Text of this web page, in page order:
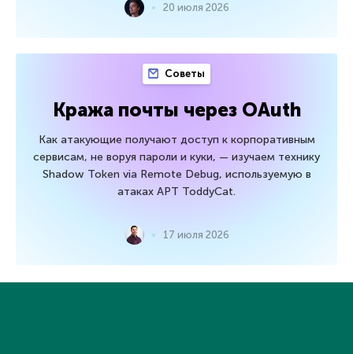
20 июля 2026
Советы
Кража почты через OAuth
Как атакующие получают доступ к корпоративным
сервисам, не воруя пароли и куки, — изучаем технику
Shadow Token via Remote Debug, используемую в
атаках APT ToddyCat.
17 июля 2026